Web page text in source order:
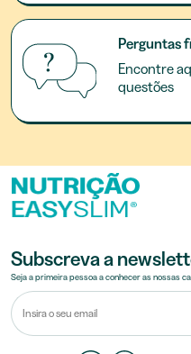
Perguntas
Encontre
questões
Subscreva a
Seja a primeira pessoa a conhecer as nossas